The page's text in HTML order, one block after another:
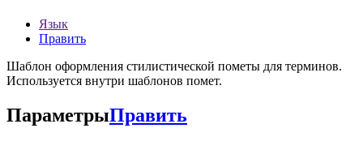
Язык
Править
Шаблон оформления стилистической пометы для терминов.
Используется внутри шаблонов помет.
ПараметрыПравить